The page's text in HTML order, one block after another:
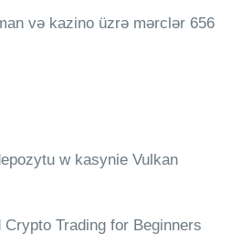
və kazino üzrə mərclər 656
w kasynie Vulkan
Trading for Beginners